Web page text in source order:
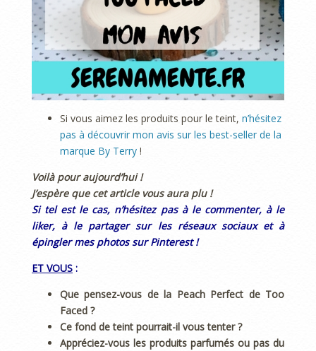
Si vous aimez les produits pour le teint, n’hésitez
pas à découvrir mon avis sur les best-seller de la
marque By Terry !
Voilà pour aujourd’hui !
J’espère que cet article vous aura plu !
Si tel est le cas, n’hésitez pas à le commenter, à le
liker, à le partager sur les réseaux sociaux et à
épingler mes photos sur Pinterest !
ET VOUS :
Que pensez-vous de la Peach Perfect de Too
Faced ?
Ce fond de teint pourrait-il vous tenter ?
Appréciez-vous les produits parfumés ou pas du